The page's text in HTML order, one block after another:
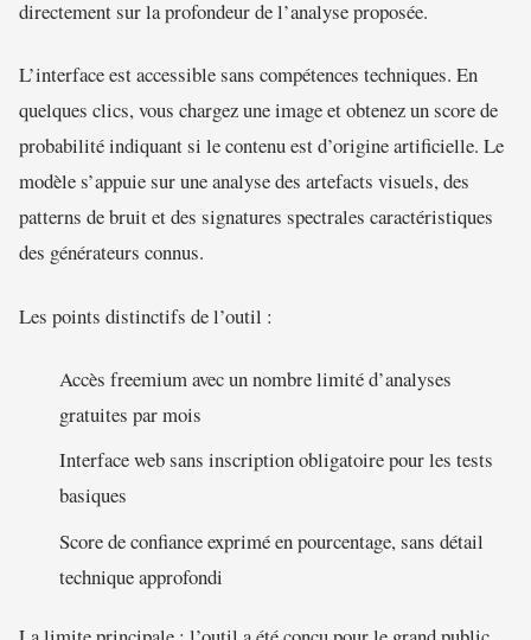
directement sur la profondeur de l’analyse proposée.
L’interface est accessible sans compétences techniques. En
quelques clics, vous chargez une image et obtenez un score de
probabilité indiquant si le contenu est d’origine artificielle. Le
modèle s’appuie sur une analyse des artefacts visuels, des
patterns de bruit et des signatures spectrales caractéristiques
des générateurs connus.
Les points distinctifs de l’outil :
Accès freemium avec un nombre limité d’analyses
gratuites par mois
Interface web sans inscription obligatoire pour les tests
basiques
Score de confiance exprimé en pourcentage, sans détail
technique approfondi